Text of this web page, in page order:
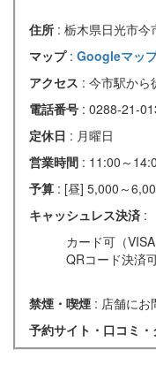
住所 : 栃木県日光市今
マップ : Googleマッ
アクセス : 今市駅から
電話番号 : 0288-21-
定休日 : 月曜日
営業時間 : 11:00～
予算 : [昼] 5,000～
キャッシュレス決済 :
カード可（
QRコード決済
禁煙・喫煙 : 店舗にお
予約サイト・口コミ